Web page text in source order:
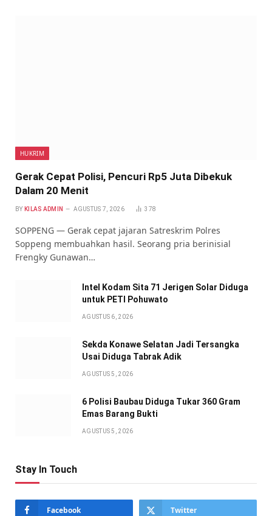
HUKRIM
Gerak Cepat Polisi, Pencuri Rp5 Juta Dibekuk
Dalam 20 Menit
BY KILAS ADMIN AGUSTUS 7, 2026 378
SOPPENG — Gerak cepat jajaran Satreskrim Polres
Soppeng membuahkan hasil. Seorang pria berinisial
Frengky Gunawan…
Intel Kodam Sita 71 Jerigen Solar Diduga
untuk PETI Pohuwato
AGUSTUS 6, 2026
Sekda Konawe Selatan Jadi Tersangka
Usai Diduga Tabrak Adik
AGUSTUS 5, 2026
6 Polisi Baubau Diduga Tukar 360 Gram
Emas Barang Bukti
AGUSTUS 5, 2026
Stay In Touch
Facebook Twitter